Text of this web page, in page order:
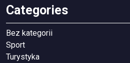
Categories
Bez kategorii
Sport
Turystyka